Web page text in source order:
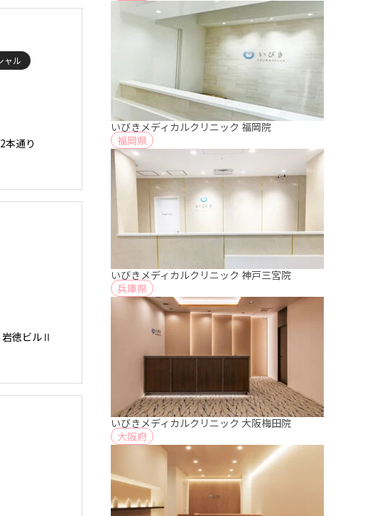
ャル
本通り
岩徳ビルⅡ
いびきメディカルクリニック 福岡院
福岡県
いびきメディカルクリニック 神戸三宮院
兵庫県
いびきメディカルクリニック 大阪梅田院
大阪府